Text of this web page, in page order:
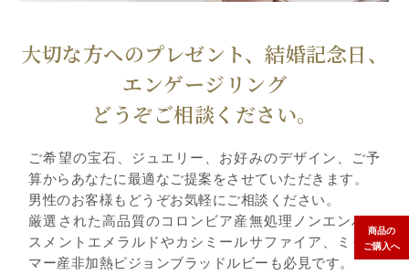
大切な方へのプレゼント、結婚記念日、
エンゲージリング
どうぞご相談ください。
ご希望の宝石、ジュエリー、お好みのデザイン、ご予
算からあなたに最適なご提案をさせていただきます。
男性のお客様もどうぞお気軽にご相談ください。
厳選された高品質のコロンビア産無処理ノンエンハン
スメントエメラルドやカシミールサファイア、ミャン
マー産非加熱ピジョンブラッドルビーも必見です。
商品の
ご購入へ